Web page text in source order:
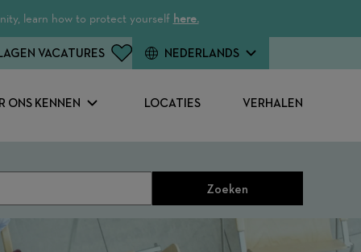
learn how to protect yourself here.
ONS KENNEN LOCATIES VERHALEN
VACATURES NEDERLANDS
Zoeken